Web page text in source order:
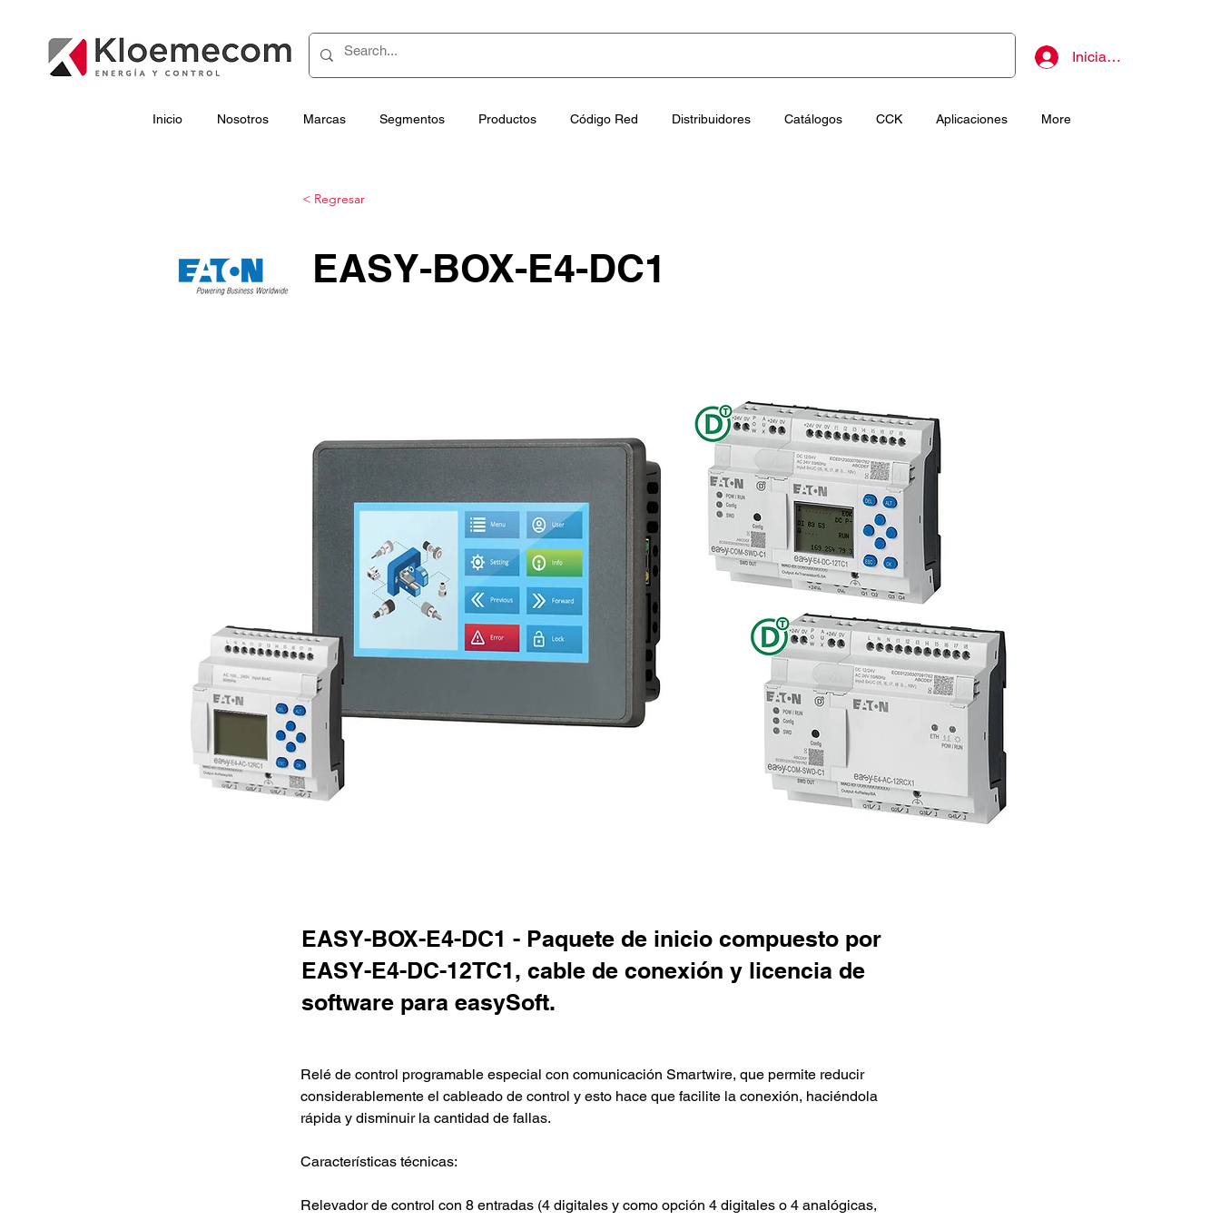
Iniciar sesión
Inicio Nosotros Marcas Segmentos Productos Código Red Distribuidores Catálogos CCK Aplicaciones More
< Regresar
EASY-BOX-E4-DC1
EASY-BOX-E4-DC1 - Paquete de inicio compuesto por
EASY-E4-DC-12TC1, cable de conexión y licencia de
software para easySoft.
Relé de control programable especial con comunicación Smartwire, que permite reducir
considerablemente el cableado de control y esto hace que facilite la conexión, haciéndola
rápida y disminuir la cantidad de fallas.
Características técnicas:
Relevador de control con 8 entradas (4 digitales y como opción 4 digitales o 4 analógicas,